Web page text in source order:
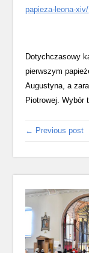
papieza-leona-xiv/
Dotychczasowy
pierwszym
Augustyna, a
Piotrowej.
← Previous post